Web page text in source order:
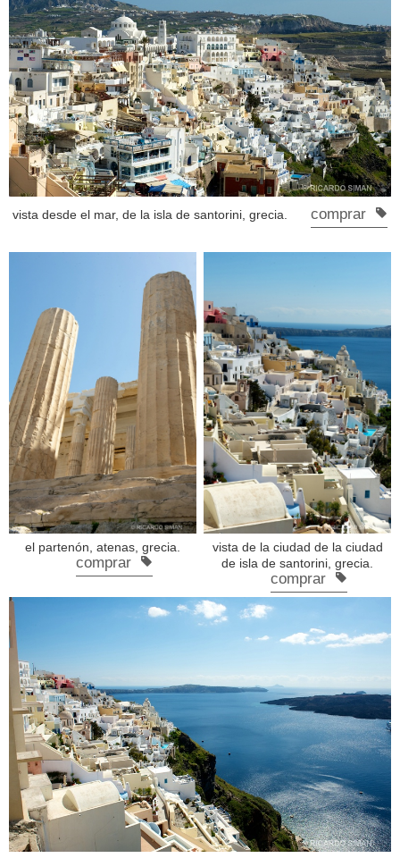
vista desde el mar, de la isla de santorini, grecia. comprar
el partenón, atenas, grecia.
comprar
vista de la ciudad de la ciudad
de isla de santorini, grecia.
comprar